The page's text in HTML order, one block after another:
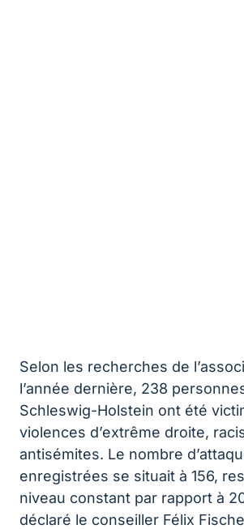
Selon les recherches de
l’année dernière, 238
Schleswig-Holstein ont été
violences d’extrême droite,
antisémites. Le nombre
enregistrées se situait à 156,
niveau constant par rapport à
déclaré le conseiller Félix